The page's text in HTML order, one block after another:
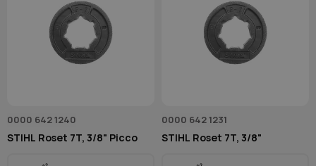
0000 642 1240
STIHL Roset 7T, 3/8" Picco
0000 642 1231
STIHL Roset 7T, 3/8"